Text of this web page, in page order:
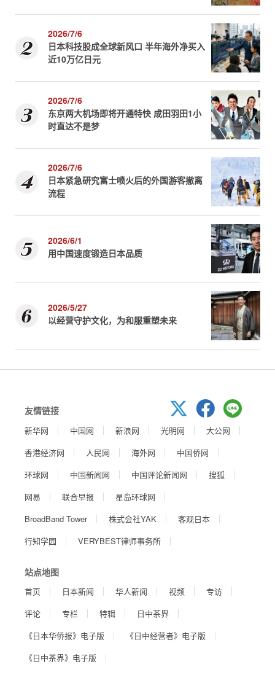
2026/7/6
日本科技股成全球新风口 半年海外净买入
近10万亿日元
2026/7/6
东京两大机场即将开通特快 成田羽田1小
时直达不是梦
2026/7/6
日本紧急研究富士喷火后的外国游客撤离
流程
2026/6/1
用中国速度锻造日本品质
2026/5/27
以经营守护文化，为和服重塑未来
友情链接
新华网 中国网 新浪网 光明网
大公网
香港经济网
人民网 海外网
中国侨网
环球网
中国新闻网 中国评论新闻网
搜狐
网易
联合早报
星岛环球网
BroadBand Tower
株式会社YAK
客观日本
行知学园
VERYBEST律师事务所
站点地图
首页 日本新闻 华人新闻 视频
专访
评论
专栏 特辑
日中茶界
《日本华侨报》电子版
《日中经营者》电子版
《日中茶界》电子版